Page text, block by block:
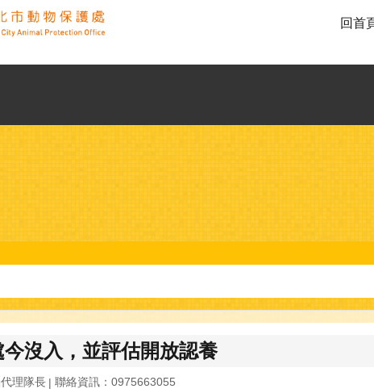
回首
沒入，並評估開放認養
理隊長 聯絡資訊：0975663055